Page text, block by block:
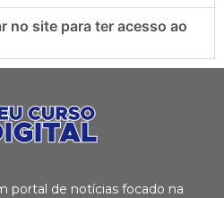
no site para ter acesso ao
portal de notícias focado na